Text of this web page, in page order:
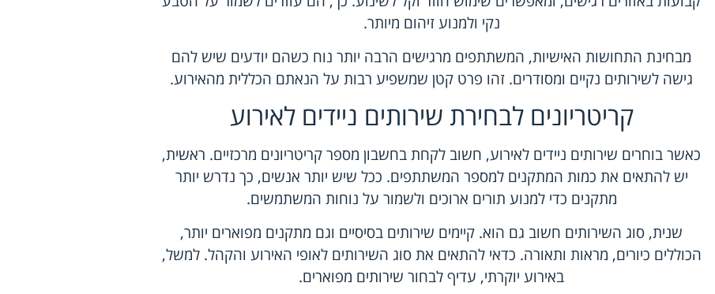
נקי ולמנוע זיהום מיותר.
מבחינת התחושות האישיות, המשתתפים מרגישים הרבה יותר נוח כשהם יודעים שיש להם
גישה לשירותים נקיים ומסודרים. זהו פרט קטן שמשפיע רבות על הנאתם הכללית מהאירוע.
קריטריונים לבחירת שירותים ניידים לאירוע
כאשר בוחרים שירותים ניידים לאירוע, חשוב לקחת בחשבון מספר קריטריונים מרכזיים. ראשית,
יש להתאים את כמות המתקנים למספר המשתתפים. ככל שיש יותר אנשים, כך נדרש יותר
מתקנים כדי למנוע תורים ארוכים ולשמור על נוחות המשתמשים.
שנית, סוג השירותים חשוב גם הוא. קיימים שירותים בסיסיים וגם מתקנים מפוארים יותר,
הכוללים כיורים, מראות ותאורה. כדאי להתאים את סוג השירותים לאופי האירוע והקהל. למשל,
באירוע יוקרתי, עדיף לבחור שירותים מפוארים.